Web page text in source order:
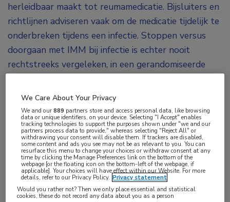
herleidbaar maakt tot reumamedicatie. Bijsluiters en
richtlijnen adviseren vaak om de medicatie tijdelijk te
onderbreken tijdens een infectie. Stoppen versus
doorgaan met IMM bij infectie is echter nooit
rechtstreeks vergeleken, in een gerandomiseerde
in Nijmegen is in 2020 begonnen een dergelijk
vergelijkend onderzoek op te zetten (NL8922). Met
prof. dr. Alfons den Broeder en Lise Verhoef vormt
Merel Opdam het projectteam.
Moeizame inclusie
Het beoogde aantal deelnemers was 2200. “De
coronapandemie maakte het onderzoek eigenlijk nog
We Care About Your Privacy
We and our889 partners store and access personal data, like browsing
data or unique identifiers, on your device. Selecting "I Accept" enables
tracking technologies to support the purposes shown under "we and our
partners process data to provide," whereas selecting "Reject All" or
withdrawing your consent will disable them. If trackers are disabled,
some content and ads you see may not be as relevant to you. You can
resurface this menu to change your choices or withdraw consent at any
time by clicking the Manage Preferences link on the bottom of the
webpage [or the floating icon on the bottom-left of the webpage, if
applicable]. Your choices will have effect within our Website. For more
details, refer to our Privacy Policy. Privacy statement
Would you rather not? Then we only place essential and statistical
cookies, these do not record any data about you as a person